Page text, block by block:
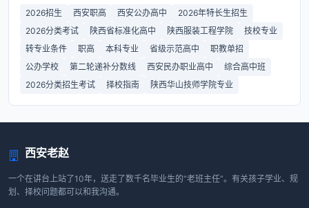
2026招生 西安职高 西安公办高中
2026年特长生招生
2026分类考试
陕西省标准化高中 陕西服装工程学院
技校专业
转专业条件
职高 本科专业 省级示范高中
职教单招
公办学校
第二轮递补分数线 西安民办职业高中
综合高中班
2026分类招生考试
择校指南 陕西华山技师学院专业
西安老赵
一个在讲台上站了10年，送走了数千名毕业生的“老班主任”。有关孩子学业、规
划、择校问题都可以和我沟通。